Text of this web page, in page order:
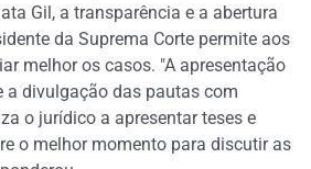
Gil, a transparência e a abertura
da Suprema Corte permite aos
melhor os casos. "A apresentação
a divulgação das pautas com
o jurídico a apresentar teses e
o melhor momento para discutir as